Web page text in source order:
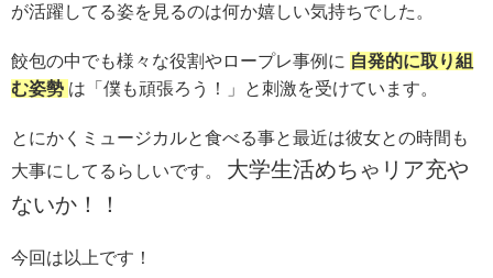
が活躍してる姿を見るのは何か嬉しい気持ちでした。
餃包の中でも様々な役割やロープレ事例に 自発的に取り組
む姿勢 は「僕も頑張ろう！」と刺激を受けています。
とにかくミュージカルと食べる事と最近は彼女との時間も
大事にしてるらしいです。 大学生活めちゃリア充や
ないか！！
今回は以上です！